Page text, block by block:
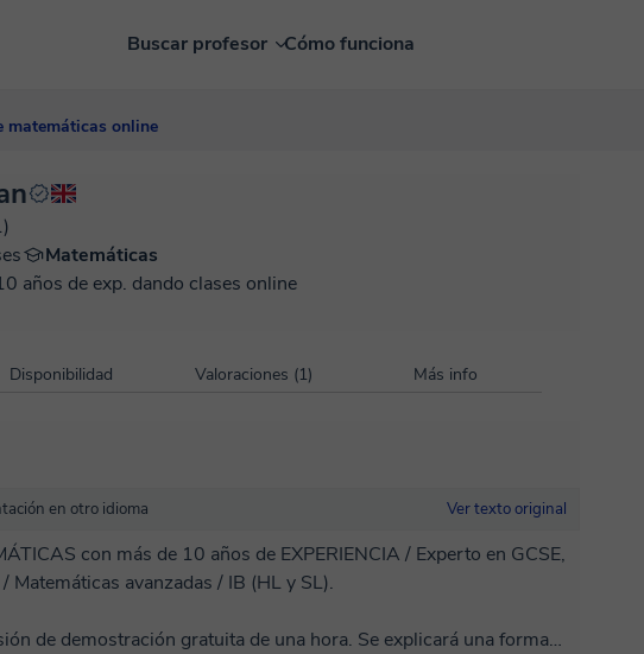
Buscar profesor Cómo funciona
matemáticas online
Matemáticas
años de exp. dando clases online
Disponibilidad Valoraciones (1) Más info
en otro idioma Ver texto original
con más de 10 años de EXPERIENCIA / Experto en GCSE,
Matemáticas avanzadas / IB (HL y SL).
de demostración gratuita de una hora. Se explicará una forma